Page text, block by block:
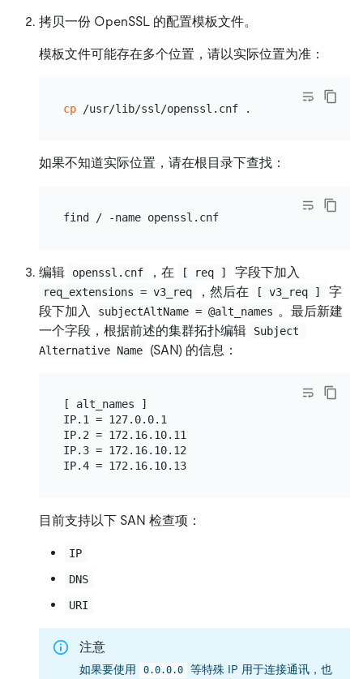
拷贝一份 OpenSSL 的配置模板文件。
模板文件可能存在多个位置，请以实际位置为准：
cp
如果不知道实际位置，请在根目录下查找：
find / -name openssl.cnf
编辑 openssl.cnf ，在 [ req ] 字段下加入
req_extensions = v3_req ，然后在 [ v3_req ]
字
段下加入
subjectAltName = @alt_names 。最后新建
一个字段，根据前述的集群拓扑编辑
Subject
Alternative Name
(SAN) 的信息：
[ alt_names ]
IP.1 = 127.0.0.1
IP.2 = 172.16.10.11
IP.3 = 172.16.10.12
IP.4 = 172.16.10.13
目前支持以下 SAN 检查项：
IP
DNS
URI
注意
如果要使用 0.0.0.0
等特殊 IP 用于连接通讯，也